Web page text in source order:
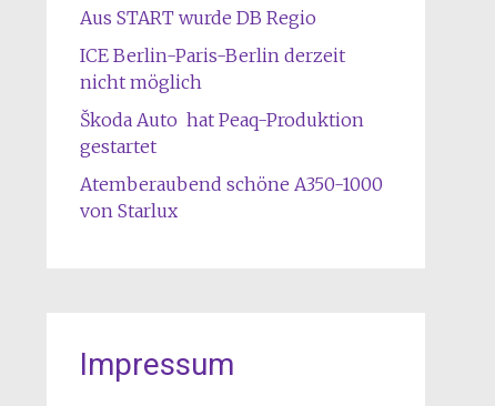
Aus START wurde DB Regio
ICE Berlin-Paris-Berlin derzeit
nicht möglich
Škoda Auto hat Peaq-Produktion
gestartet
Atemberaubend schöne A350-1000
von Starlux
Impressum